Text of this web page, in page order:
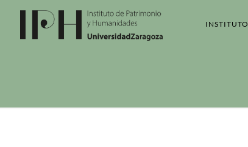
INSTITUTO